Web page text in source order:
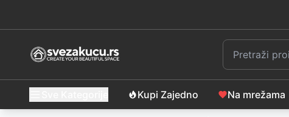
Kupi Zajedno Na mrežama